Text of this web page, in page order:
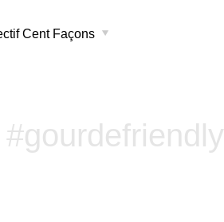
Cent Façons